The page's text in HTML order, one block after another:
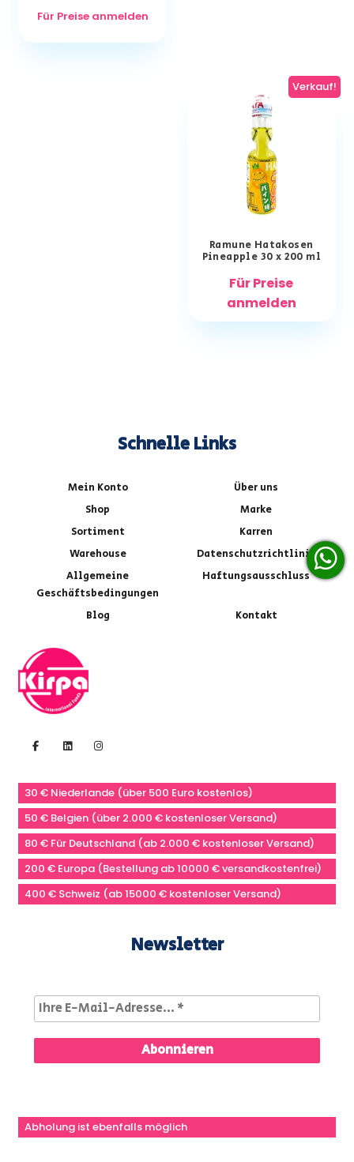
Für Preise anmelden
Verkauf!
Ramune Hatakosen
Pineapple 30 x 200 ml
Für Preise
anmelden
Schnelle Links
Mein Konto
Über uns
Shop
Marke
Sortiment
Karren
Warehouse
Datenschutzrichtlinie
Allgemeine
Geschäftsbedingungen
Haftungsausschluss
Blog Kontakt
30 € Niederlande (über 500 Euro kostenlos)
50 € Belgien (über 2.000 € kostenloser Versand)
80 € Für Deutschland (ab 2.000 € kostenloser Versand)
200 € Europa (Bestellung ab 10000 € versandkostenfrei)
400 € Schweiz (ab 15000 € kostenloser Versand)
Newsletter
Abholung ist ebenfalls möglich